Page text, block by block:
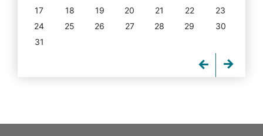
17
18 19 20 21 22
23
24
25 26 27 28 29
30
31